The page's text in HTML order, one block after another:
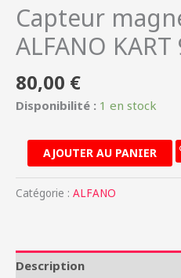
Capteur
ALFANO
80,00 €
Disponibilité : 1 en stock
AJOUTER AU PANIER
Catégorie : ALFANO
Description